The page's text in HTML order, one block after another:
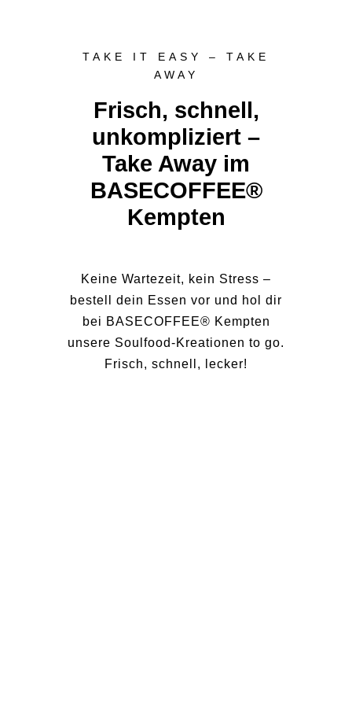
TAKE IT EASY – TAKE
AWAY
Frisch, schnell,
unkompliziert –
Take Away im
BASECOFFEE®
Kempten
Keine Wartezeit, kein Stress –
bestell dein Essen vor und hol dir
bei BASECOFFEE® Kempten
unsere Soulfood-Kreationen to go.
Frisch, schnell, lecker!